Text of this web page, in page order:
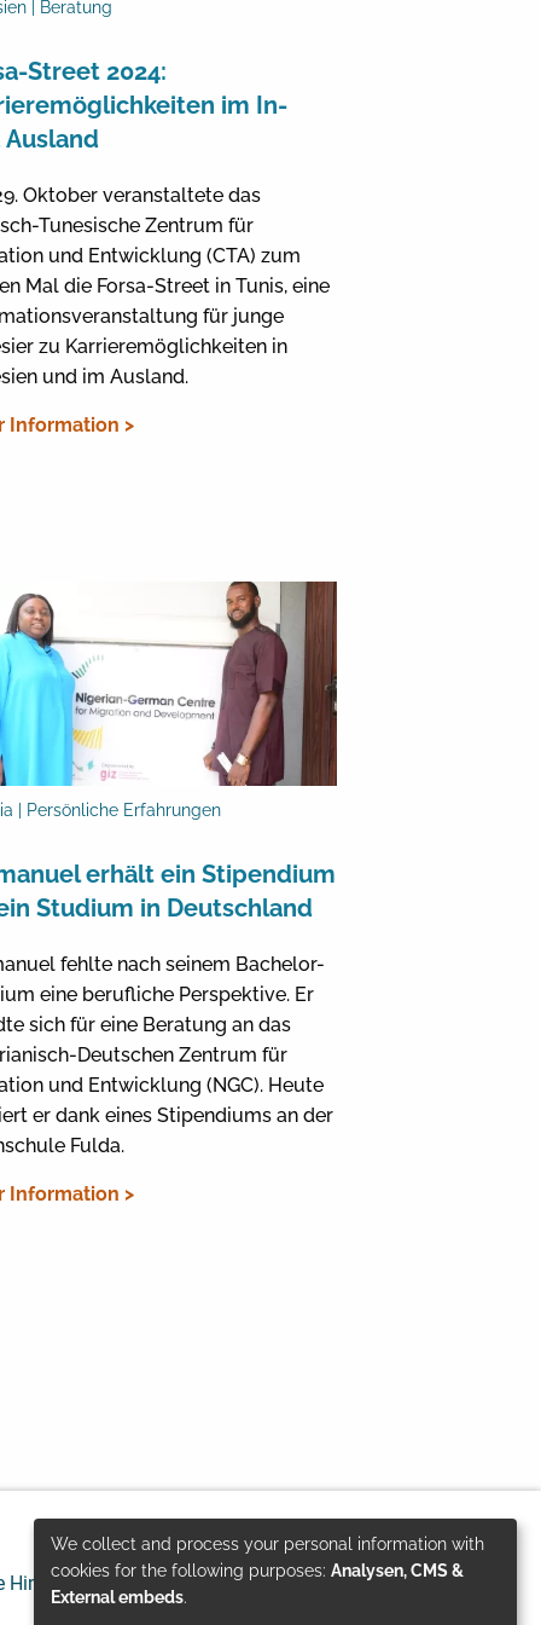
| Beratung
Street 2024:
im In-
Oktober veranstaltete das
Tunesische Zentrum für
und Entwicklung (CTA) zum
Mal die Forsa-Street in Tunis, eine
für junge
zu Karrieremöglichkeiten in
und im Ausland.
Information >
| Persönliche Erfahrungen
erhält ein Stipendium
Studium in Deutschland
fehlte nach seinem Bachelor-
eine berufliche Perspektive. Er
sich für eine Beratung an das
Deutschen Zentrum für
und Entwicklung (NGC). Heute
er dank eines Stipendiums an der
Fulda.
Information >
Hinweise Datenschutz © GIZ 2024
Use
We collect and process your personal information with
cookies for the following purposes: Analysen, CMS &
External embeds.